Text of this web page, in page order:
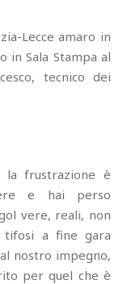
Lecce amaro in
in Sala Stampa al
tecnico dei
la frustrazione è
e hai perso
vere, reali, non
tifosi a fine gara
nostro impegno,
per quel che è